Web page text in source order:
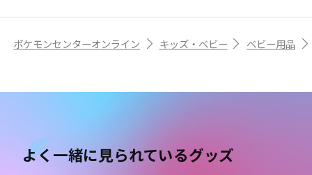
ポケモンセンターオンライン キッズ・ベビー ベビー用品
よく一緒に見られているグッズ